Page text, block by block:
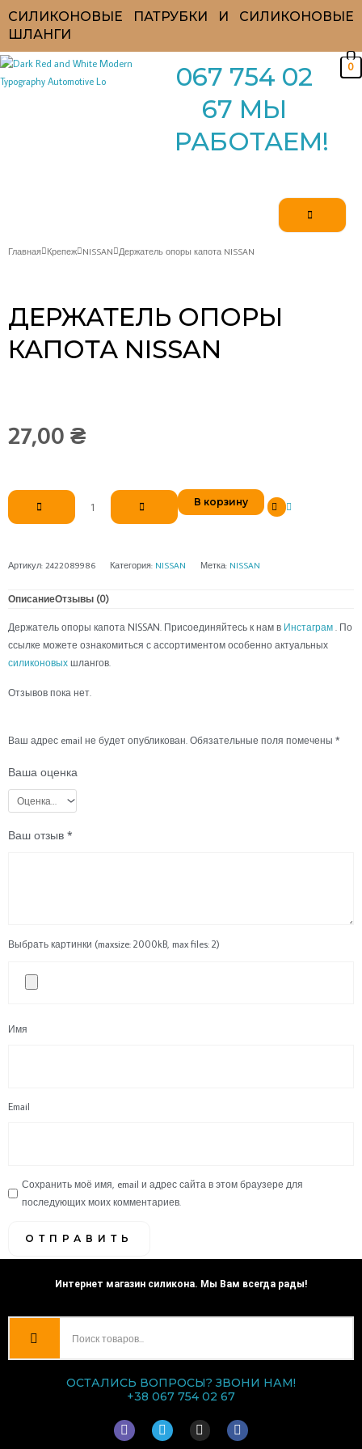
СИЛИКОНОВЫЕ ПАТРУБКИ И СИЛИКОНОВЫЕ
ШЛАНГИ
067 754 02
67 МЫ
РАБОТАЕМ!
0
Главная Крепеж NISSAN Держатель опоры капота NISSAN
ДЕРЖАТЕЛЬ ОПОРЫ
КАПОТА NISSAN
27,00 ₴
Количество
товара
Держатель
капота
В корзину
Артикул: 2422089986 Категория: NISSAN Метка: NISSAN
ОписаниеОтзывы (0)
Держатель опоры капота NISSAN. Присоединяйтесь к нам в Инстаграм . По
ссылке можете ознакомиться с ассортиментом особенно актуальных
силиконовых шлангов.
Отзывов пока нет.
Ваш адрес email не будет опубликован. Обязательные поля помечены *
Ваша оценка
Ваш отзыв *
Выбрать картинки (maxsize: 2000kB, max files: 2)
Имя
Email
Сохранить моё имя, email и адрес сайта в этом браузере для
последующих моих комментариев.
Интернет магазин силикона. Мы Вам всегда рады!
ОСТАЛИСЬ ВОПРОСЫ? ЗВОНИ НАМ!
+38 067 754 02 67
V
i
b
T
e
l
I
n
s
F
a
c